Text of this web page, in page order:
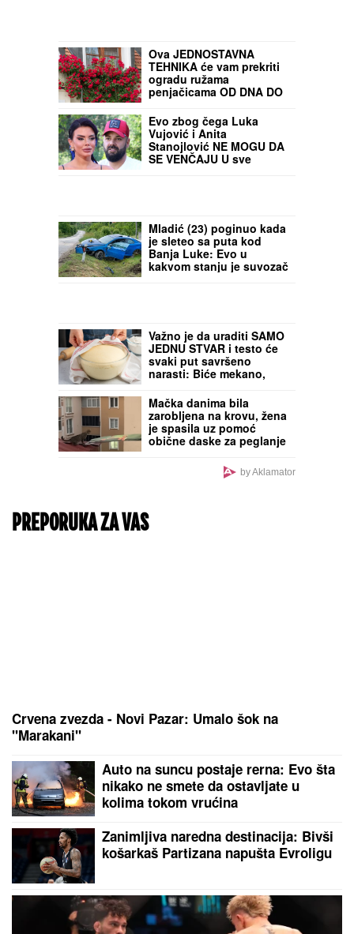
Ova JEDNOSTAVNA
TEHNIKA će vam prekriti
ogradu ružama
penjačicama OD DNA DO
SE VENČAJU U sve
umešana njegova bivša
žena: "Mora da dođe u
Beograd"
Važno je da uraditi SAMO
narasti: Biće mekano,
vazdušasto i elastično